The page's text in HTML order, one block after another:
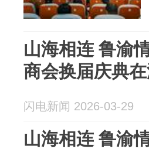
山海相连 鲁渝
商会换届庆典
闪电新闻 2026-03-29
山海相连 鲁渝